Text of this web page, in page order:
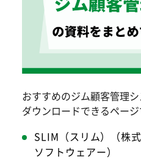
おすすめのジム顧客管理
ダウンロードできるページ
SLIM（スリム）（株
ソフトウェアー）